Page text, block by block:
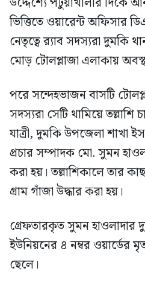
ভিত্তিতে ওয়ারেন্ট অফিসার
নেতৃত্বে র‍্যাব সদস্যরা দুমকি
মোড় টোলপ্লাজা এলাকায়
পরে সন্দেহভাজন বাসটি
সদস্যরা সেটি থামিয়ে
যাত্রী, দুমকি উপজেলা শাখা
প্রচার সম্পাদক মো. সুমন
করা হয়। তল্লাশিকালে তার
গ্রাম গাঁজা উদ্ধার করা হয়।
গ্রেফতারকৃত সুমন হাওলাদার
ইউনিয়নের ৪ নম্বর ওয়ার্ডের
ছেলে।